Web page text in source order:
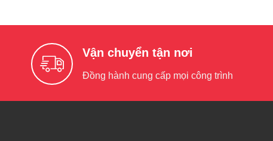
Vận chuyển tận nơi
Đồng hành cung cấp mọi công trình